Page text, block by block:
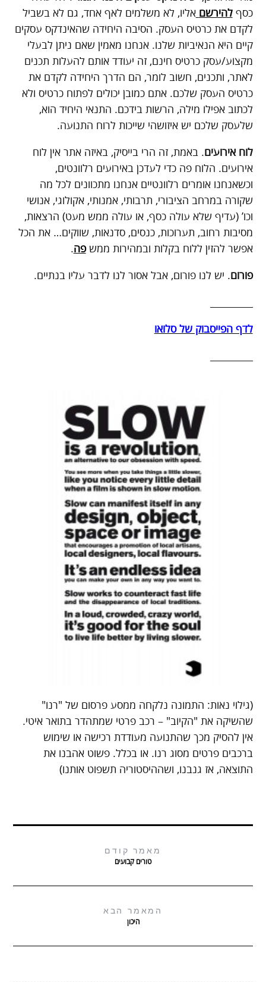
כסףלהירשם אליו, לא משלמים לאף אחד, גם לא בשביל
לקדם את כרטיס העסק. הסיבה היחידה שהאינדקס עסקים
קיים היא הנאיביות שלנו. אנחנו מאמין שאם ניתן לבעלי
מקצוע/עסק כרטיס חינם, זה יעודד אותם להעלות תכנים
לאתר, ותכנים, חשוב לומר, הם הדרך היחידה לקדם את
כרטיס העסק שלכם. אתם כמובן יכולים לפתוח כרטיס ולא
לכתוב אפילו מילה, הרשות בידכם. התנאי היחיד הוא,
שלעסק שלכם יש איזושהי שייכות לרוח התנועה.
לוח אירועים. באמת, זה הרי בייסיק, באיזה אתר אין לוח
אירועים. הלוח פה כדי לעדכן באירועים רלוונטים,
וכשאנחנו אומרים רלוונטיים אנחנו מתכוונים לכל מה
שקורה במרחב הציבורי, תרבותי, אמנותי, אקולוגי, אנושי
וכו’ (עדיף שלא עולה כסף, או עולה ממש מעט) הרצאות,
מסיבות רחוב, תערוכות, כנסים, סדנאות, שווקים… את הכל
אפשר להזין ללוח בקלות ובמהירות ממשפה.
פורום. יש לנו פורום, אבל אסור לנו לדבר עליו בנתיים.
לדף הפייסבוק של סלואו
(גילוי נאות: התמונה נלקחה ממסע פרסום של "רנו"
שהשיקה את "הקיוב" – רכב פרטי שמתהדר בתואר איטי.
אין להסיק מכך שהתנועה מעודדת רכישה או שימוש
ברכבים פרטים מסוג רנו. או בכלל. פשוט אהבנו את
התוצאה, אז גנבנו, ושההיסטוריה תשפוט אותנו)
מאמר קודם
טורים קבועים
המאמר הבא
היכון